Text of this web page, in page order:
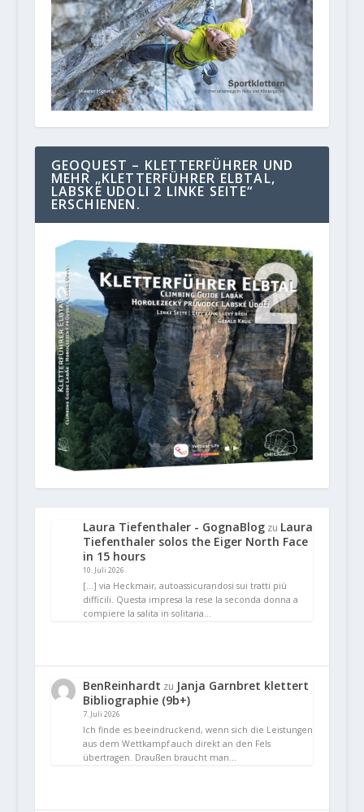
GEOQUEST – KLETTERFÜHRER UND
MEHR „KLETTERFÜHRER ELBTAL,
LABSKE UDOLI 2 LINKE SEITE“
ERSCHIENEN.
Laura Tiefenthaler - GognaBlogzu Laura
Tiefenthaler solos the Eiger North Face
in 15 hours
10. Juli 2026
[…] via Heckmair, autoassicurandosi sui tratti più
difficili. Questa impresa la rese la seconda donna a
compiere la salita in solitaria…
BenReinhardt zu Janja Garnbret klettert
Bibliographie (9b+)
7. Juli 2026
Ich finde es beeindruckend, wenn sich die Leistungen
aus dem Wettkampf auch direkt an den Fels
übertragen. Draußen braucht man…